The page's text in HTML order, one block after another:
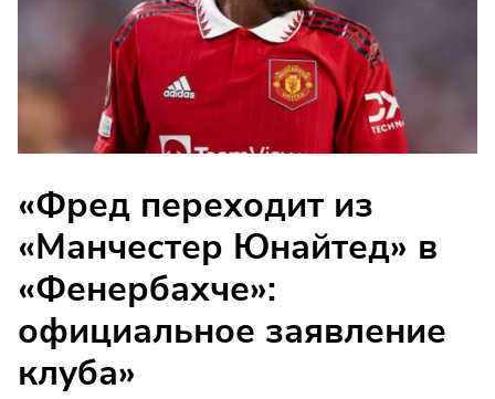
«Фред переходит из
«Манчестер Юнайтед» в
«Фенербахче»:
официальное заявление
клуба»